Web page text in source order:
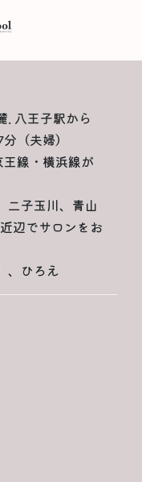
. 八王子駅から
（夫婦）
線・横浜線が
二子玉川、青山
辺でサロンをお
、ひろえ